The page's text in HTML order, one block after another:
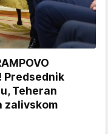
Predsednik
Teheran
zalivskom